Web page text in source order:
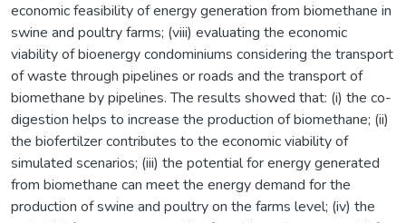
economic feasibility of energy generation from biomethane in
swine and poultry farms; (viii) evaluating the economic
viability of bioenergy condominiums considering the transport
of waste through pipelines or roads and the transport of
biomethane by pipelines. The results showed that: (i) the co-
digestion helps to increase the production of biomethane; (ii)
the biofertilzer contributes to the economic viability of
simulated scenarios; (iii) the potential for energy generated
from biomethane can meet the energy demand for the
production of swine and poultry on the farms level; (iv) the